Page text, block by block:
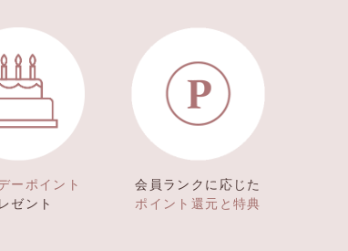
ーポイント
ゼント
会員ランクに応じた
ポイント還元と特典